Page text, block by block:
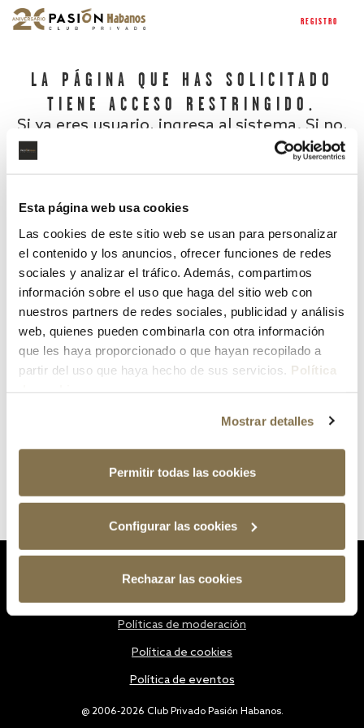
Esta página web usa cookies
Las cookies de este sitio web se usan para personalizar
el contenido y los anuncios, ofrecer funciones de redes
sociales y analizar el tráfico. Además, compartimos
información sobre el uso que haga del sitio web con
nuestros partners de redes sociales, publicidad y análisis
web, quienes pueden combinarla con otra información
que les haya proporcionado o que hayan recopilado a
partir del uso que haya hecho de sus servicios. Política
Mostrar detalles
Permitir todas las cookies
Configurar las cookies
Rechazar las cookies
REGISTRO
LA PÁGINA QUE HAS SOLICITADO
TIENE ACCESO RESTRINGIDO.
Si ya eres usuario, ingresa al sistema. Si no,
¿Has olvidado tu contraseña?
@ 2006-2026 Club Privado Pasión Habanos.
Políticas de moderación
Política de cookies
Política de eventos